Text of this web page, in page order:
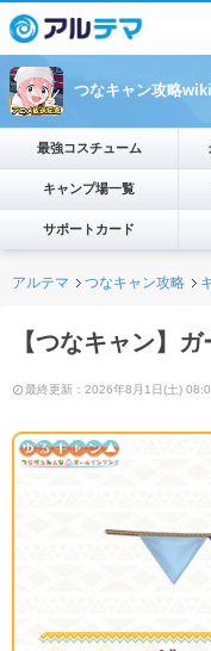
つなキャン攻略wiki
最強コスチューム
キャンプ場一覧
サポートカード
アルテマ つなキャン攻略
【つなキャン】
最終更新：2026年8月1日(土)